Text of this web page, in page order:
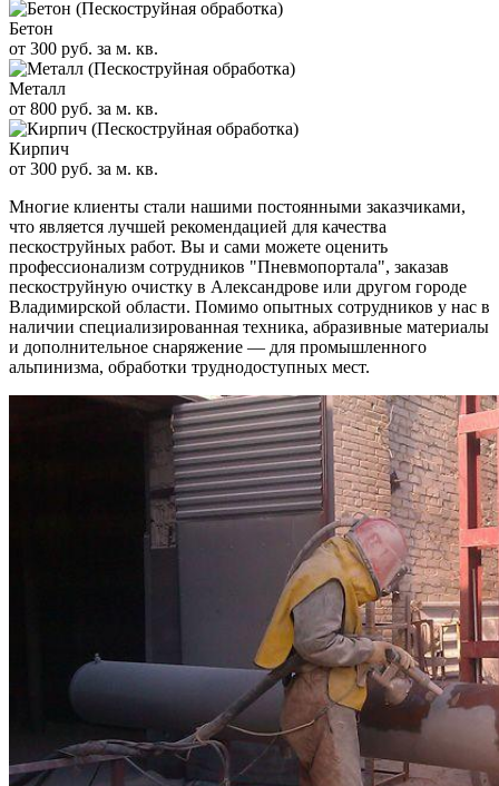
Бетон
от 300 руб. за м. кв.
Металл
от 800 руб. за м. кв.
Кирпич
от 300 руб. за м. кв.
Многие клиенты стали нашими постоянными заказчиками,
что является лучшей рекомендацией для качества
пескоструйных работ. Вы и сами можете оценить
профессионализм сотрудников "Пневмопортала", заказав
пескоструйную очистку в Александрове или другом городе
Владимирской области. Помимо опытных сотрудников у нас в
наличии специализированная техника, абразивные материалы
и дополнительное снаряжение — для промышленного
альпинизма, обработки труднодоступных мест.